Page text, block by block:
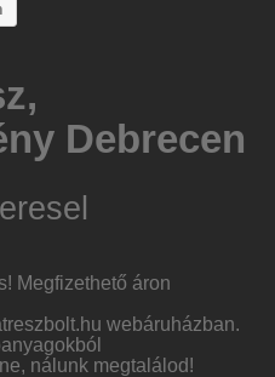
Debrecen
Megfizethető áron
webáruházban.
nálunk megtalálod!